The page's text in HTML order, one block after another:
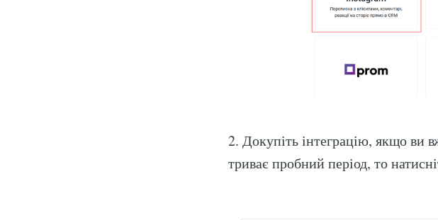
2. Докупіть інтеграцію, якщо ви
триває пробний період, то